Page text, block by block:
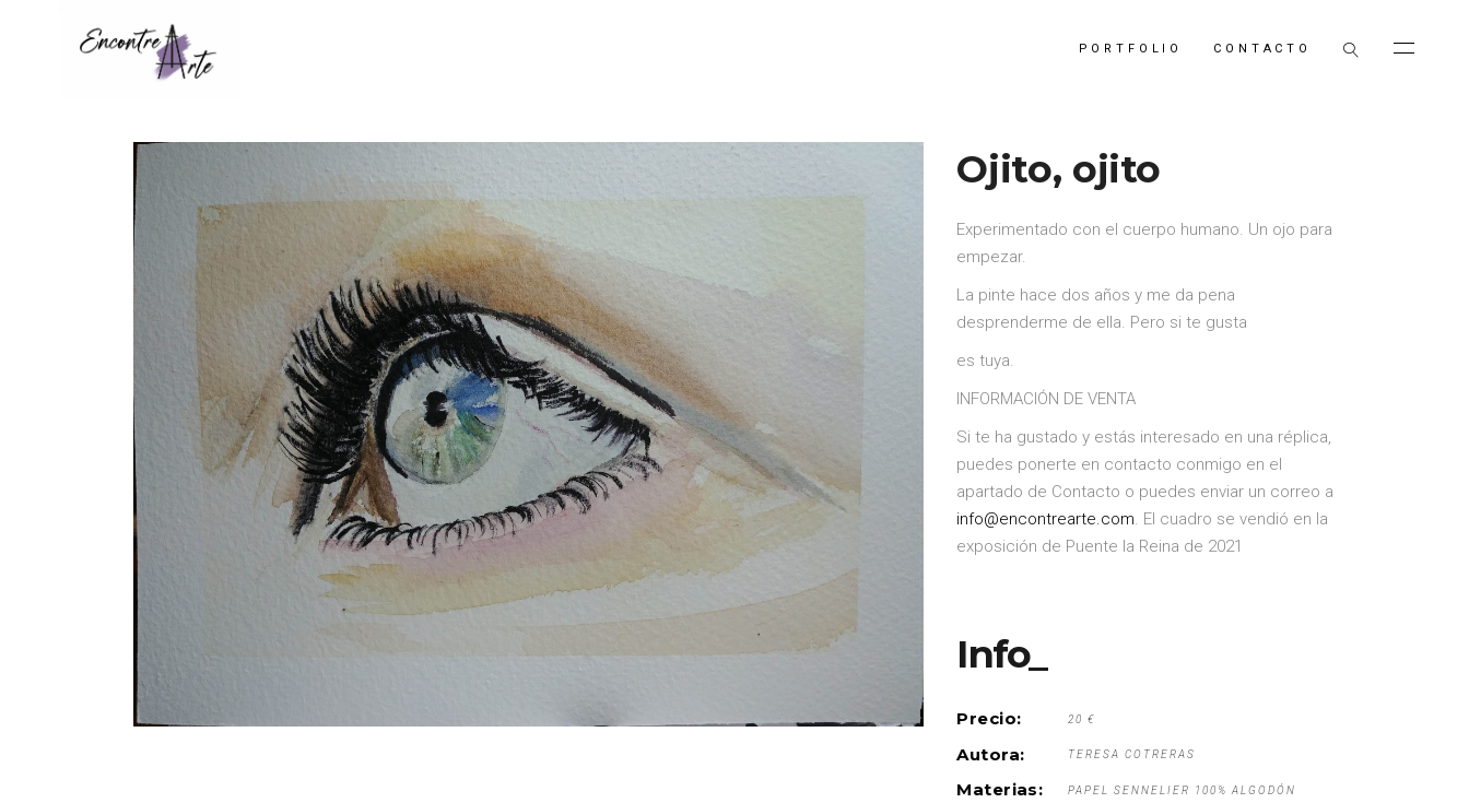
PORTFOLIO CONTACTO
Ojito, ojito
Experimentado con el cuerpo humano. Un ojo para
empezar.
La pinte hace dos años y me da pena
desprenderme de ella. Pero si te gusta
es tuya.
INFORMACIÓN DE VENTA
Si te ha gustado y estás interesado en una réplica,
puedes ponerte en contacto conmigo en el
apartado de Contacto o puedes enviar un correo a
info@encontrearte.com. El cuadro se vendió en la
exposición de Puente la Reina de 2021
Info_
Precio: 20 €
Autora: TERESA COTRERAS
Materias: PAPEL SENNELIER 100% ALGODÓN